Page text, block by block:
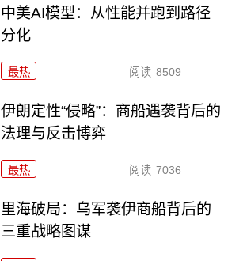
中美AI模型：从性能并跑到路径
分化
最热 阅读 8509
伊朗定性“侵略”：商船遇袭背后的
法理与反击博弈
最热 阅读 7036
里海破局：乌军袭伊商船背后的
三重战略图谋